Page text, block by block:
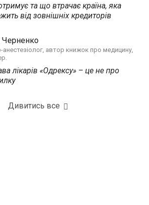
та що втрачає країна, яка
від зовнішніх кредиторів
Черненко
анестезіолог, автор книжок про медицину,
лікарів «Одрексу» – це не про
Дивитись все